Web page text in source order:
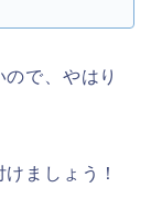
で、やはり
ましょう！